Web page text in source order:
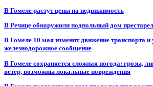
В Гомеле растут цены на недвижимость
В Речице обнаружили подпольный дом
В Гомеле 10 мая изменят движение транспорта и
железнодорожное сообщение
В Гомеле сохраняется сложная погода: грозы,
ветер, возможны локальные повреждения